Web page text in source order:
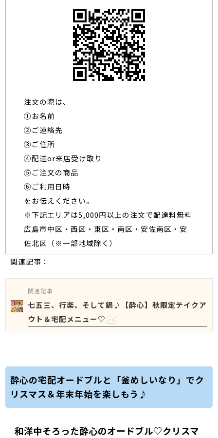
注文の際は、
①お名前
②ご連絡先
③ご住所
④配達or来店受け取り
⑤ご注文の商品
⑥ご利用日時
をお伝えください。
※下記エリアは5,000円以上の注文で配達料無料
広島市中区・西区・東区・南区・安佐南区・安
佐北区（※一部地域除く）
関連記事：
関連記事
七五三、行楽、そして鍋♪【酔心】秋限定テイクア
ウト＆宅配メニュー♡
PR
酔心の宅配オードブルと「釜めしいなり」でク
リスマス＆年末年始を楽しもう♪
和洋中そろった酔心のオードブル♡クリスマ